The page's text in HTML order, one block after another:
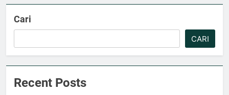
Cari
CARI
Recent Posts